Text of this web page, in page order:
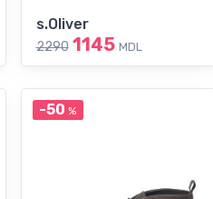
s.Oliver
2290 1145 MDL
-50 %